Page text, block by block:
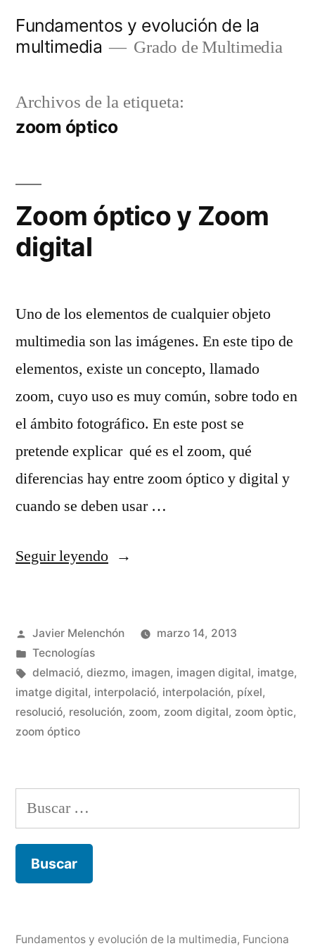
Fundamentos y evolución de la
multimedia
Grado de Multimedia
Archivos de la etiqueta:
zoom óptico
Zoom óptico y Zoom
digital
Uno de los elementos de cualquier objeto
multimedia son las imágenes. En este tipo de
elementos, existe un concepto, llamado
zoom, cuyo uso es muy común, sobre todo en
el ámbito fotográfico. En este post se
pretende explicar qué es el zoom, qué
diferencias hay entre zoom óptico y digital y
cuando se deben usar …
Seguir leyendo«Zoom
Zoom
digital»
Publicado
por
Javier Melenchón
marzo 14, 2013
Publicado
en
Tecnologías
Etiquetas:
delmació, diezmo, imagen, imagen digital, imatge,
imatge digital, interpolació, interpolación, píxel,
resolució, resolución, zoom, zoom digital, zoom òptic,
zoom óptico
Buscar:
Fundamentos y evolución de la multimedia, Funciona